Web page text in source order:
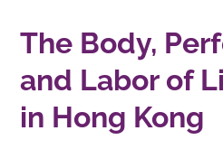
The Body,
and Labor of
in Hong Kong